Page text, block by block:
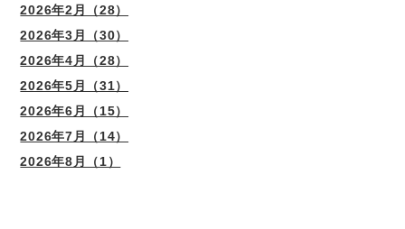
2026年2月（28）
2026年3月（30）
2026年4月（28）
2026年5月（31）
2026年6月（15）
2026年7月（14）
2026年8月（1）